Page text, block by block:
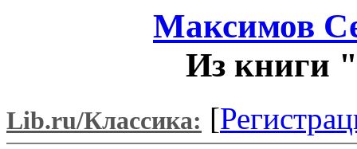
Максимов
Из книги
Lib.ru/Классика: [